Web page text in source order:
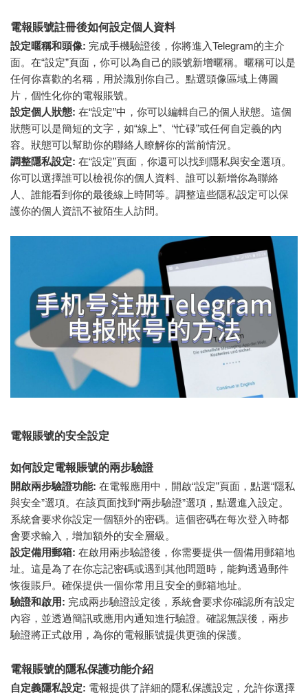
電報賬號註冊後如何設定個人資料
設定暱稱和頭像: 完成手機驗證後，你將進入Telegram的主介
面。在“設定”頁面，你可以為自己的賬號新增暱稱。暱稱可以是
任何你喜歡的名稱，用於識別你自己。點選頭像區域上傳圖
片，個性化你的電報賬號。
設定個人狀態: 在“設定”中，你可以編輯自己的個人狀態。這個
狀態可以是簡短的文字，如“線上”、“忙碌”或任何自定義的內
容。狀態可以幫助你的聯絡人瞭解你的當前情況。
調整隱私設定: 在“設定”頁面，你還可以找到隱私與安全選項。
你可以選擇誰可以檢視你的個人資料、誰可以新增你為聯絡
人、誰能看到你的最後線上時間等。調整這些隱私設定可以保
護你的個人資訊不被陌生人訪問。
電報賬號的安全設定
如何設定電報賬號的兩步驗證
開啟兩步驗證功能: 在電報應用中，開啟“設定”頁面，點選“隱私
與安全”選項。在該頁面找到“兩步驗證”選項，點選進入設定。
系統會要求你設定一個額外的密碼。這個密碼在每次登入時都
會要求輸入，增加額外的安全層級。
設定備用郵箱: 在啟用兩步驗證後，你需要提供一個備用郵箱地
址。這是為了在你忘記密碼或遇到其他問題時，能夠透過郵件
恢復賬戶。確保提供一個你常用且安全的郵箱地址。
驗證和啟用: 完成兩步驗證設定後，系統會要求你確認所有設定
內容，並透過簡訊或應用內通知進行驗證。確認無誤後，兩步
驗證將正式啟用，為你的電報賬號提供更強的保護。
電報賬號的隱私保護功能介紹
自定義隱私設定: 電報提供了詳細的隱私保護設定，允許你選擇